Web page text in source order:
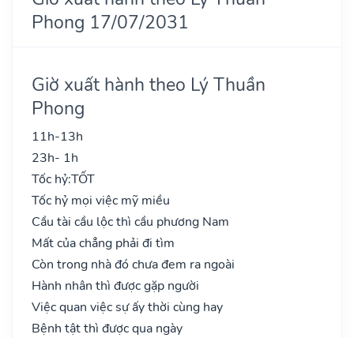
Phong 17/07/2031
Giờ xuất hành theo Lý Thuần
Phong
11h-13h
23h- 1h
Tốc hỷ:TỐT
Tốc hỷ mọi việc mỹ miều
Cầu tài cầu lộc thì cầu phương Nam
Mất của chẳng phải đi tìm
Còn trong nhà đó chưa đem ra ngoài
Hành nhân thì được gặp người
Việc quan việc sự ấy thời cùng hay
Bệnh tật thì được qua ngày